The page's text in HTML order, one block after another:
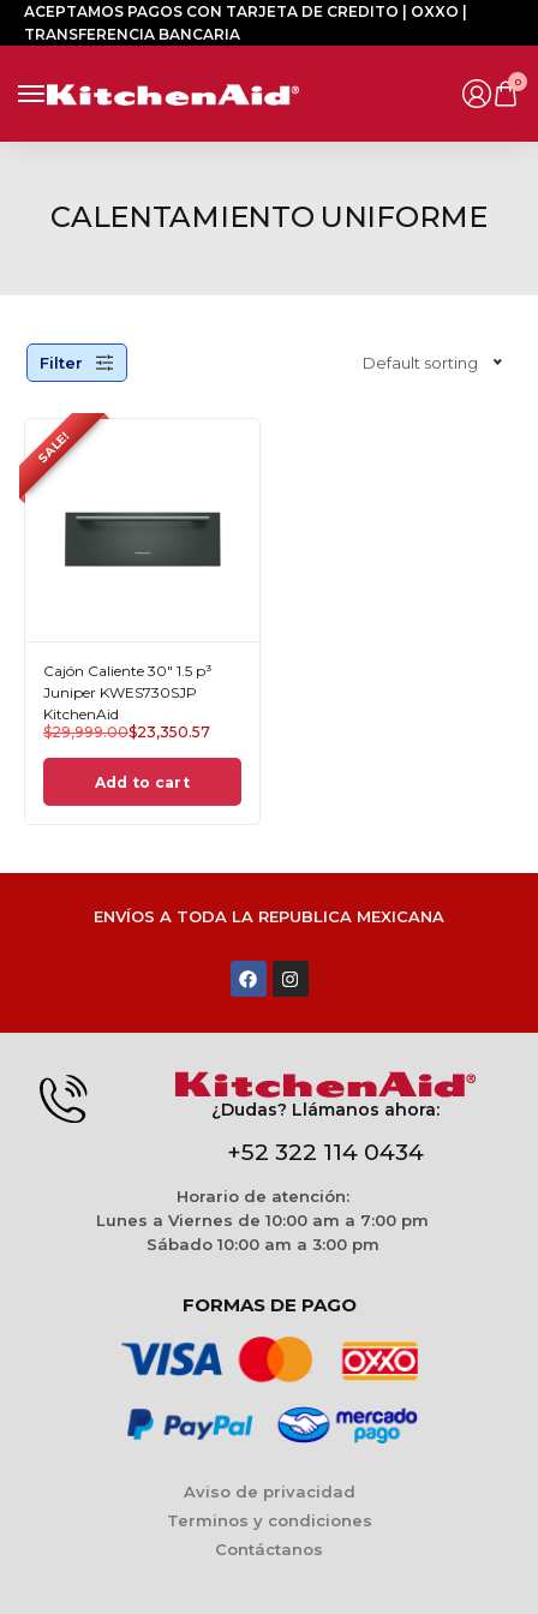
ACEPTAMOS PAGOS CON TARJETA DE CREDITO | OXXO |
TRANSFERENCIA BANCARIA
0
CALENTAMIENTO UNIFORME
Filter Default sorting
SALE!
Cajón Caliente 30" 1.5 p³
Juniper KWES730SJP
KitchenAid
$29,999.00$23,350.57
Add to cart
ENVÍOS A TODA LA REPUBLICA MEXICANA
¿Dudas? Llámanos ahora:
+52 322 114 0434
Horario de atención:
Lunes a Viernes de 10:00 am a 7:00 pm
Sábado 10:00 am a 3:00 pm
FORMAS DE PAGO
Aviso de privacidad
Terminos y condiciones
Contáctanos